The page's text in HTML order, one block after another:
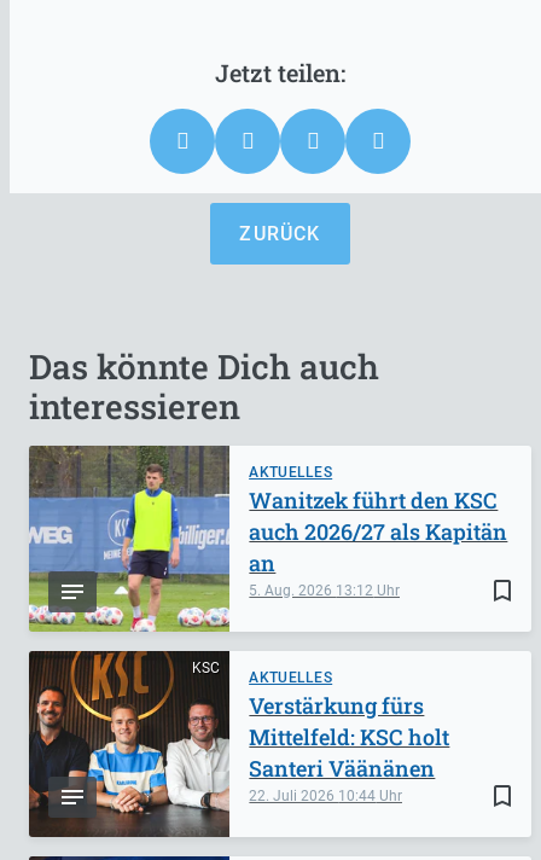
ZURÜCK
Das könnte Dich auch
interessieren
AKTUELLES
bookmark_border
5. Aug. 2026 13:12
Wanitzek führt den KSC
auch 2026/27 als Kapitän
an
KSC
AKTUELLES
bookmark_border
22. Juli 2026 10:44
Verstärkung fürs
Mittelfeld: KSC holt
Santeri Väänänen